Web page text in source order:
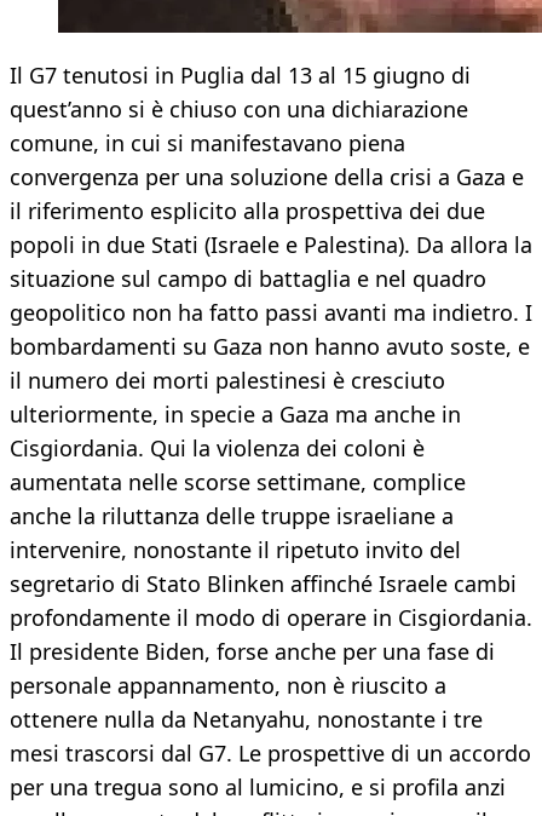
Il G7 tenutosi in Puglia dal 13 al 15 giugno di
quest’anno si è chiuso con una dichiarazione
comune, in cui si manifestavano piena
convergenza per una soluzione della crisi a Gaza e
il riferimento esplicito alla prospettiva dei due
popoli in due Stati (Israele e Palestina). Da allora la
situazione sul campo di battaglia e nel quadro
geopolitico non ha fatto passi avanti ma indietro. I
bombardamenti su Gaza non hanno avuto soste, e
il numero dei morti palestinesi è cresciuto
ulteriormente, in specie a Gaza ma anche in
Cisgiordania. Qui la violenza dei coloni è
aumentata nelle scorse settimane, complice
anche la riluttanza delle truppe israeliane a
intervenire, nonostante il ripetuto invito del
segretario di Stato Blinken affinché Israele cambi
profondamente il modo di operare in Cisgiordania.
Il presidente Biden, forse anche per una fase di
personale appannamento, non è riuscito a
ottenere nulla da Netanyahu, nonostante i tre
mesi trascorsi dal G7. Le prospettive di un accordo
per una tregua sono al lumicino, e si profila anzi